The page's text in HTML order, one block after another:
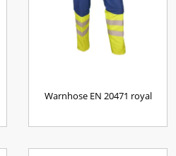
Warnhose EN 20471 royal